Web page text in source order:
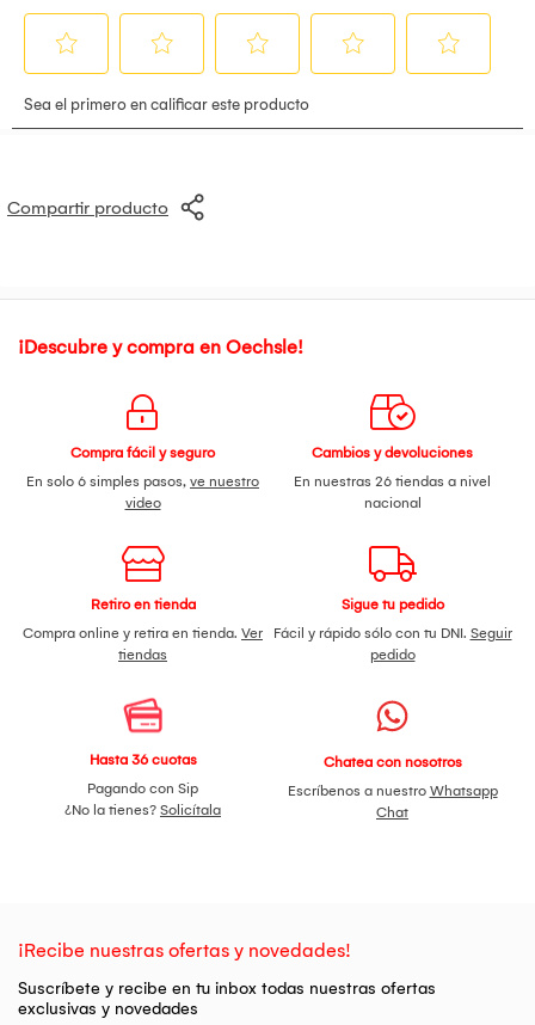
Compartir producto
¡Descubre y compra en Oechsle!
Compra fácil y seguro
En solo 6 simples pasos, ve nuestro
video
Cambios y devoluciones
En nuestras 26 tiendas a nivel
nacional
Retiro en tienda
Compra online y retira en tienda. Ver
tiendas
Sigue tu pedido
Fácil y rápido sólo con tu DNI. Seguir
pedido
Hasta 36 cuotas
Pagando con Sip
¿No la tienes? Solicítala
Chatea con nosotros
Escríbenos a nuestro Whatsapp
Chat
¡Recibe nuestras ofertas y novedades!
Suscríbete y recibe en tu inbox todas nuestras ofertas
exclusivas y novedades